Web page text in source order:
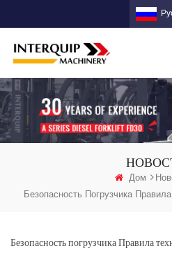
Дом
Безопасность Погрузчика
Безопасность погрузчика Правила